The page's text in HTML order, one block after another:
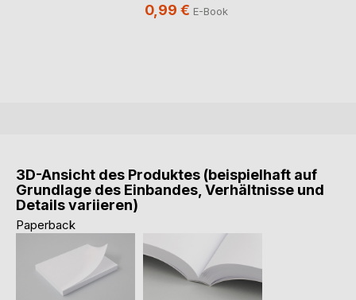
0,99 € E-Book
3D-Ansicht des Produktes (beispielhaft auf
Grundlage des Einbandes, Verhältnisse und
Details variieren)
Paperback